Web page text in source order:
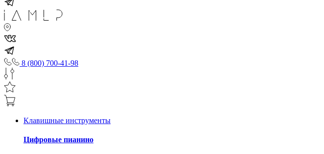
8 (800) 700-41-98
Клавишные инструменты
Цифровые пианино